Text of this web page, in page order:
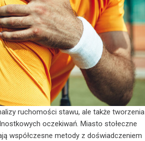
ruchomości stawu, ale także tworzenia
oczekiwań. Miasto stołeczne
współczesne metody z doświadczeniem